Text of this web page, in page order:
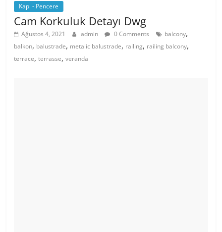
Kapı - Pencere
Cam Korkuluk Detayı Dwg
Ağustos 4, 2021 admin 0 Comments balcony,
balkon, balustrade, metalic balustrade, railing, railing balcony,
terrace,terrasse,veranda